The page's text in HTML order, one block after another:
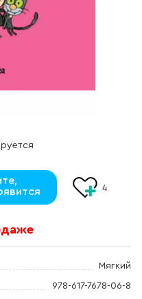
4
Мягкий
978-617-7678-06-8